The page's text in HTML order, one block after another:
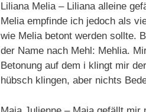
Liliana Melia – Liliana alleine
Melia empfinde ich jedoch als
wie Melia betont werden sollte.
der Name nach Mehl: Mehlia.
Betonung auf dem i klingt mir
hübsch klingen, aber nichts